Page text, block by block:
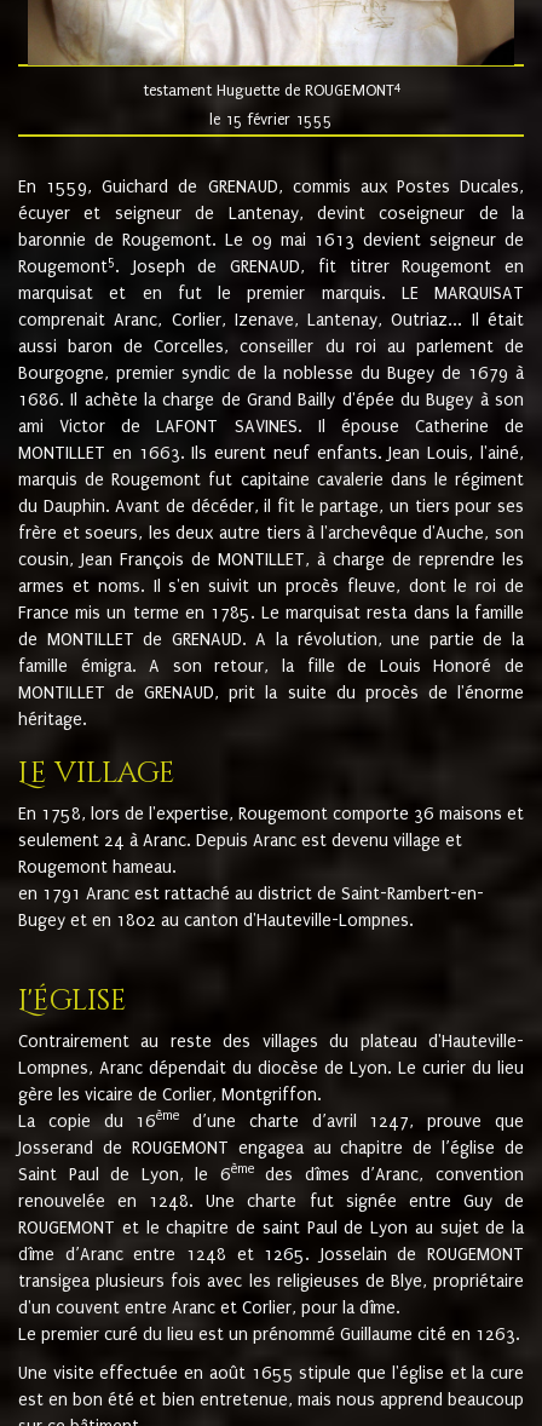
testament Huguette de ROUGEMONT4
le 15 février 1555
En 1559, Guichard de GRENAUD, commis aux Postes Ducales,
écuyer et seigneur de Lantenay, devint coseigneur de la
baronnie de Rougemont. Le 09 mai 1613 devient seigneur de
Rougemont5. Joseph de GRENAUD, fit titrer Rougemont en
marquisat et en fut le premier marquis. LE MARQUISAT
comprenait Aranc, Corlier, Izenave, Lantenay, Outriaz... Il était
aussi baron de Corcelles, conseiller du roi au parlement de
Bourgogne, premier syndic de la noblesse du Bugey de 1679 à
1686. Il achète la charge de Grand Bailly d'épée du Bugey à son
ami Victor de LAFONT SAVINES. Il épouse Catherine de
MONTILLET en 1663. Ils eurent neuf enfants. Jean Louis, l'ainé,
marquis de Rougemont fut capitaine cavalerie dans le régiment
du Dauphin. Avant de décéder, il fit le partage, un tiers pour ses
frère et soeurs, les deux autre tiers à l'archevêque d'Auche, son
cousin, Jean François de MONTILLET, à charge de reprendre les
armes et noms. Il s'en suivit un procès fleuve, dont le roi de
France mis un terme en 1785. Le marquisat resta dans la famille
de MONTILLET de GRENAUD. A la révolution, une partie de la
famille émigra. A son retour, la fille de Louis Honoré de
MONTILLET de GRENAUD, prit la suite du procès de l'énorme
héritage.
Le village
En 1758, lors de l'expertise, Rougemont comporte 36 maisons et
seulement 24 à Aranc. Depuis Aranc est devenu village et
Rougemont hameau.
en 1791 Aranc est rattaché au district de Saint-Rambert-en-
Bugey et en 1802 au canton d'Hauteville-Lompnes.
L'église
Contrairement au reste des villages du plateau d'Hauteville-
Lompnes, Aranc dépendait du diocèse de Lyon. Le curier du lieu
gère les vicaire de Corlier, Montgriffon.
La copie du 16ème
d’une charte d’avril 1247, prouve que
Josserand de ROUGEMONT engagea au chapitre de l’église de
Saint Paul de Lyon, le 6èmedes dîmes d’Aranc, convention
renouvelée en 1248. Une charte fut signée entre Guy de
ROUGEMONT et le chapitre de saint Paul de Lyon au sujet de la
dîme d’Aranc entre 1248 et 1265. Josselain de ROUGEMONT
transigea plusieurs fois avec les religieuses de Blye, propriétaire
d'un couvent entre Aranc et Corlier, pour la dîme.
Le premier curé du lieu est un prénommé Guillaume cité en 1263.
Une visite effectuée en août 1655 stipule que l'église et la cure
est en bon été et bien entretenue, mais nous apprend beaucoup